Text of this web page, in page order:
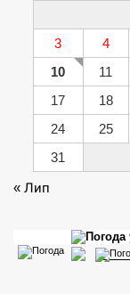
3
4
10
11
17
18
24
25
31
« Лип